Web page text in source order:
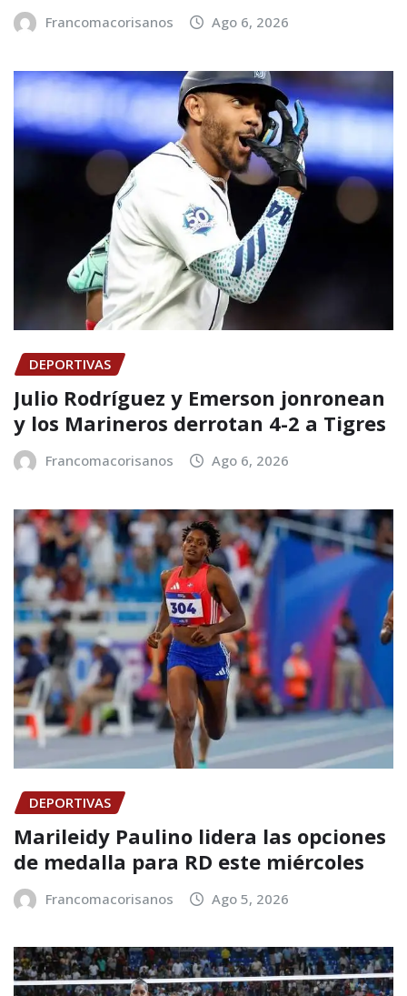
Francomacorisanos Ago 6, 2026
DEPORTIVAS
Julio Rodríguez y Emerson jonronean
y los Marineros derrotan 4-2 a Tigres
Francomacorisanos Ago 6, 2026
DEPORTIVAS
Marileidy Paulino lidera las opciones
de medalla para RD este miércoles
Francomacorisanos Ago 5, 2026